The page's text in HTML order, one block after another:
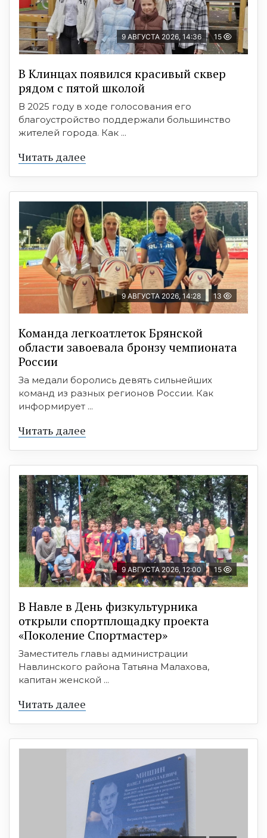
9 АВГУСТА 2026, 14:36 15
В Клинцах появился красивый сквер
рядом с пятой школой
В 2025 году в ходе голосования его
благоустройство поддержали большинство
жителей города. Как ...
Читать далее
9 АВГУСТА 2026, 14:28 13
Команда легкоатлеток Брянской
области завоевала бронзу чемпионата
России
За медали боролись девять сильнейших
команд из разных регионов России. Как
информирует ...
Читать далее
9 АВГУСТА 2026, 12:00 15
В Навле в День физкультурника
открыли спортплощадку проекта
«Поколение Спортмастер»
Заместитель главы администрации
Навлинского района Татьяна Малахова,
капитан женской ...
Читать далее